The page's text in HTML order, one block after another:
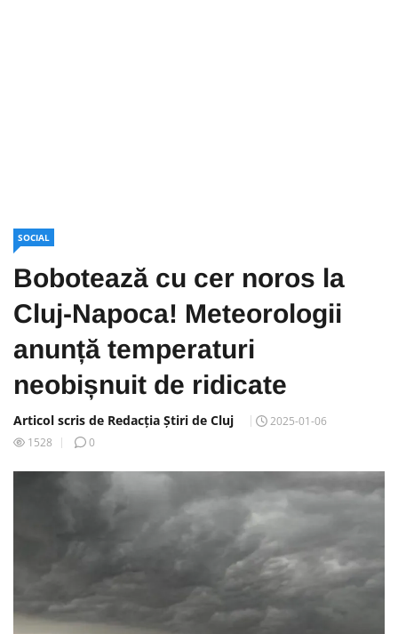
SOCIAL
Bobotează cu cer noros la
Cluj-Napoca! Meteorologii
anunță temperaturi
neobișnuit de ridicate
Articol scris de Redacția Știri de Cluj
2025-01-06
1528
0